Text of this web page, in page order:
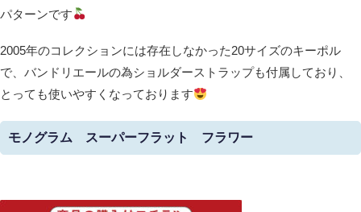
パターンです
2005年のコレクションには存在しなかった20サイズのキーポル
で、バンドリエールの為ショルダーストラップも付属しており、
とっても使いやすくなっております
モノグラム スーパーフラット フラワー